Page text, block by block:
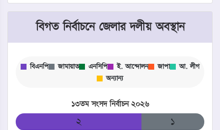
বিগত নির্বাচনে জেলার দলীয় অবস্থান
বিএনপি জামায়াত এনসিপি ই. আন্দোলন জাপা
আ. লীগ
অন্যান্য
১৩তম সংসদ নির্বাচন ২০২৬
০ ২ ১ ০০